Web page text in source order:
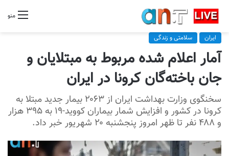
منو
ایران سلامتی و زندگی
آمار اعلام شده مربوط به مبتلایان و
جان باخته‌گان کرونا در ایران
سخنگوی وزارت بهداشت ایران از ۲۰۶۳ بیمار جدید مبتلا به
کرونا در کشور و افزایش شمار بیماران کووید-۱۹ به ۳۹۵ هزار
و ۴۸۸ نفر تا ظهر امروز پنجشنبه ۲۰ شهریور خبر داد.